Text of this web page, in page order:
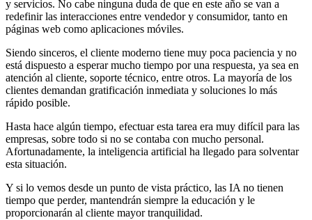
y servicios. No cabe ninguna duda de que en este año se van a
redefinir las interacciones entre vendedor y consumidor, tanto en
páginas web como aplicaciones móviles.
Siendo sinceros, el cliente moderno tiene muy poca paciencia y no
está dispuesto a esperar mucho tiempo por una respuesta, ya sea en
atención al cliente, soporte técnico, entre otros. La mayoría de los
clientes demandan gratificación inmediata y soluciones lo más
rápido posible.
Hasta hace algún tiempo, efectuar esta tarea era muy difícil para las
empresas, sobre todo si no se contaba con mucho personal.
Afortunadamente, la inteligencia artificial ha llegado para solventar
esta situación.
Y si lo vemos desde un punto de vista práctico, las IA no tienen
tiempo que perder, mantendrán siempre la educación y le
proporcionarán al cliente mayor tranquilidad.